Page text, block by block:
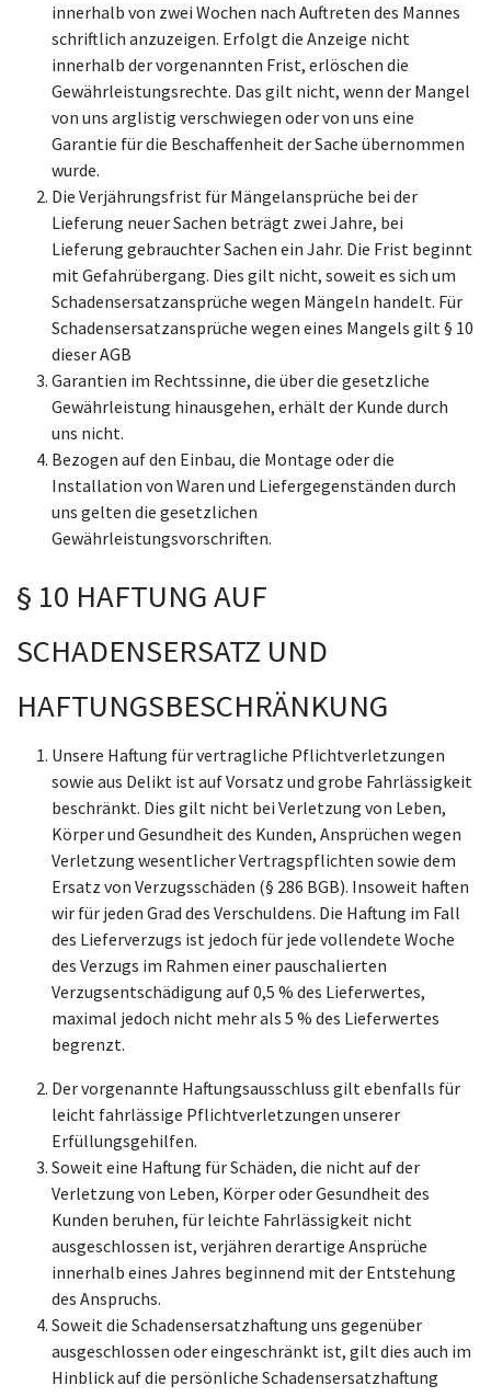
innerhalb von zwei Wochen nach Auftreten des Mannes
schriftlich anzuzeigen. Erfolgt die Anzeige nicht
innerhalb der vorgenannten Frist, erlöschen die
Gewährleistungsrechte. Das gilt nicht, wenn der Mangel
von uns arglistig verschwiegen oder von uns eine
Garantie für die Beschaffenheit der Sache übernommen
wurde.
Die Verjährungsfrist für Mängelansprüche bei der
Lieferung neuer Sachen beträgt zwei Jahre, bei
Lieferung gebrauchter Sachen ein Jahr. Die Frist beginnt
mit Gefahrübergang. Dies gilt nicht, soweit es sich um
Schadensersatzansprüche wegen Mängeln handelt. Für
Schadensersatzansprüche wegen eines Mangels gilt § 10
dieser AGB
Garantien im Rechtssinne, die über die gesetzliche
Gewährleistung hinausgehen, erhält der Kunde durch
uns nicht.
Bezogen auf den Einbau, die Montage oder die
Installation von Waren und Liefergegenständen durch
uns gelten die gesetzlichen
Gewährleistungsvorschriften.
§ 10 HAFTUNG AUF
SCHADENSERSATZ UND
HAFTUNGSBESCHRÄNKUNG
Unsere Haftung für vertragliche Pflichtverletzungen
sowie aus Delikt ist auf Vorsatz und grobe Fahrlässigkeit
beschränkt. Dies gilt nicht bei Verletzung von Leben,
Körper und Gesundheit des Kunden, Ansprüchen wegen
Verletzung wesentlicher Vertragspflichten sowie dem
Ersatz von Verzugsschäden (§ 286 BGB). Insoweit haften
wir für jeden Grad des Verschuldens. Die Haftung im Fall
des Lieferverzugs ist jedoch für jede vollendete Woche
des Verzugs im Rahmen einer pauschalierten
Verzugsentschädigung auf 0,5 % des Lieferwertes,
maximal jedoch nicht mehr als 5 % des Lieferwertes
begrenzt.
Der vorgenannte Haftungsausschluss gilt ebenfalls für
leicht fahrlässige Pflichtverletzungen unserer
Erfüllungsgehilfen.
Soweit eine Haftung für Schäden, die nicht auf der
Verletzung von Leben, Körper oder Gesundheit des
Kunden beruhen, für leichte Fahrlässigkeit nicht
ausgeschlossen ist, verjähren derartige Ansprüche
innerhalb eines Jahres beginnend mit der Entstehung
des Anspruchs.
Soweit die Schadensersatzhaftung uns gegenüber
ausgeschlossen oder eingeschränkt ist, gilt dies auch im
Hinblick auf die persönliche Schadensersatzhaftung